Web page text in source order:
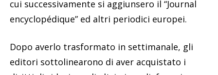
cui successivamente si aggiunsero il “Journal
encyclopédique” ed altri periodici europei.
Dopo averlo trasformato in settimanale, gli
editori sottolinearono di aver acquistato i